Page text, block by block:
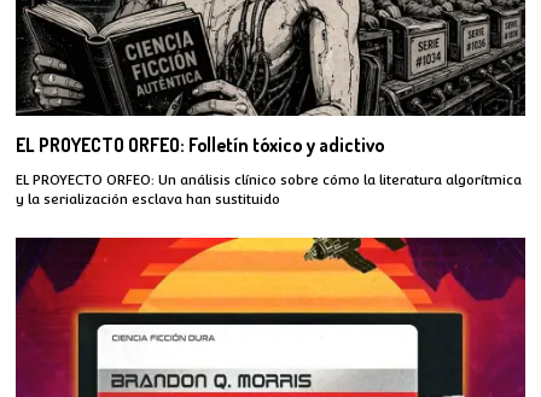
EL PROYECTO ORFEO: Folletín tóxico y adictivo
EL PROYECTO ORFEO: Un análisis clínico sobre cómo la literatura algorítmica
y la serialización esclava han sustituido